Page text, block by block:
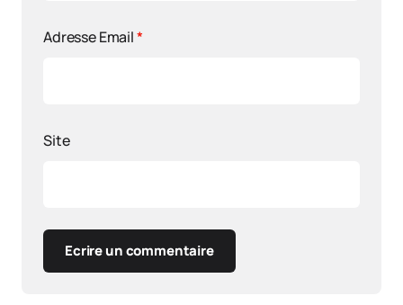
Adresse Email*
Site
Ecrire un commentaire